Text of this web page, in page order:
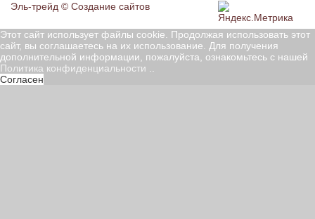
Эль-трейд © Создание сайтов
Этот сайт использует файлы cookie. Продолжая использовать этот
сайт, вы соглашаетесь на их использование. Для получения
дополнительной информации, пожалуйста, ознакомьтесь с нашей
Политика конфиденциальности
Согласен